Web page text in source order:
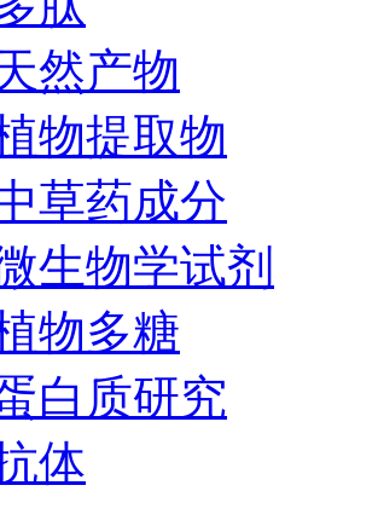
然产物
物提取物
草药成分
生物学试剂
物多糖
白质研究
体